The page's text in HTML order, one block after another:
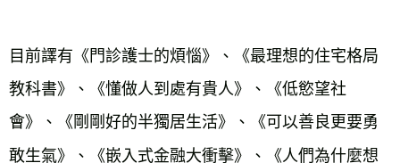
目前譯有《門診護士的煩惱》、《最理想的住宅格局
教科書》、《懂做人到處有貴人》、《低慾望社
會》、《剛剛好的半獨居生活》、《可以善良更要勇
敢生氣》、《嵌入式金融大衝擊》、《人們為什麼想